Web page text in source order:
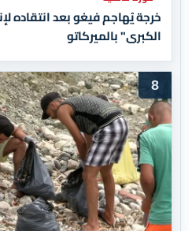
خرجة يُهاجم فيغو بعد انتقاده
الكبرى" بالميركاتو
8